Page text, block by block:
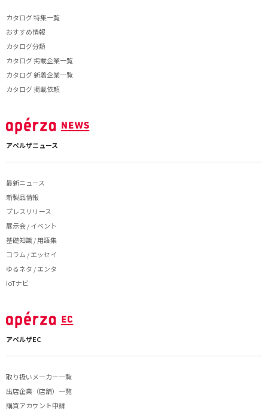
カタログ 特集一覧
おすすめ情報
カタログ分類
カタログ 掲載企業一覧
カタログ 新着企業一覧
カタログ 掲載依頼
アペルザニュース
最新ニュース
新製品情報
プレスリリース
展示会 / イベント
基礎知識 / 用語集
コラム / エッセイ
ゆるネタ / エンタ
IoTナビ
アペルザEC
取り扱いメーカー一覧
出店企業（店舗）一覧
購買アカウント申請